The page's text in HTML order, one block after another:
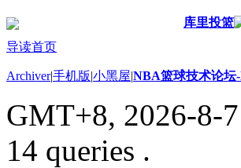
库里投篮
导读首页
Archiver|手机版|小黑屋|NBA篮球技术论坛
GMT+8, 2026-8-
14 queries .